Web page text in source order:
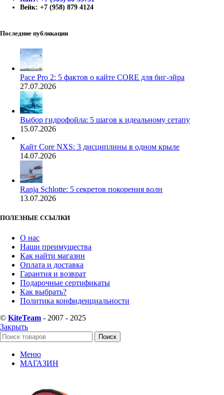
Вейк: +7 (958) 879 4124
Последние публикации
Pace Pro 2: 5 фактов о кайте CORE для биг-эйра
27.07.2026
Выбор гидрофойла: 5 шагов к идеальному сетапу
15.07.2026
Кайт Core NXS: 3 дисциплины в одном крыле
14.07.2026
Ranja Schlotte: 5 секретов покорения волн
13.07.2026
ПОЛЕЗНЫЕ ССЫЛКИ
О нас
Наши преимущества
Как найти магазин
Оплата и доставка
Гарантия и возврат
Подарочные сертификаты
Как выбрать?
Политика конфиденциальности
© KiteTeam - 2007 - 2025
Закрыть
Поиск
Меню
МАГАЗИН